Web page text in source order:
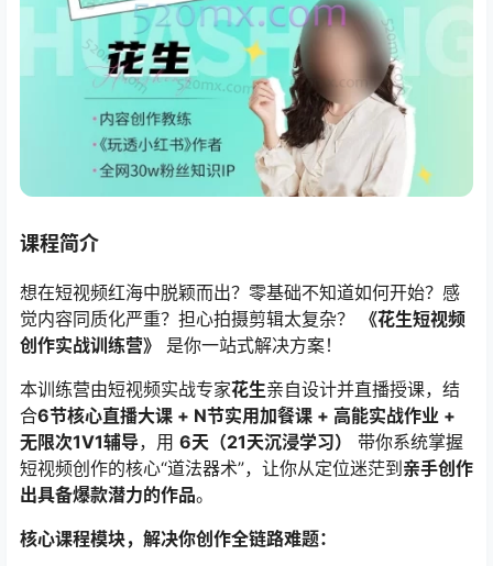
课程简介
想在短视频红海中脱颖而出？零基础不知道如何开始？感
觉内容同质化严重？担心拍摄剪辑太复杂？ ​
​《花生短视频
创作实战训练营》​
​ 是你一站式解决方案！
本训练营由短视频实战专家花生亲自设计并直播授课，结
合6节核心直播大课 + N节实用加餐课 + 高能实战作业 +
无限次1V1辅导，用 ​ 6天（21天沉浸学习）​
​ 带你系统掌握
短视频创作的核心“道法器术”，让你从定位迷茫到 亲手创作
出具备爆款潜力的作品。
核心课程模块，解决你创作全链路难题：​